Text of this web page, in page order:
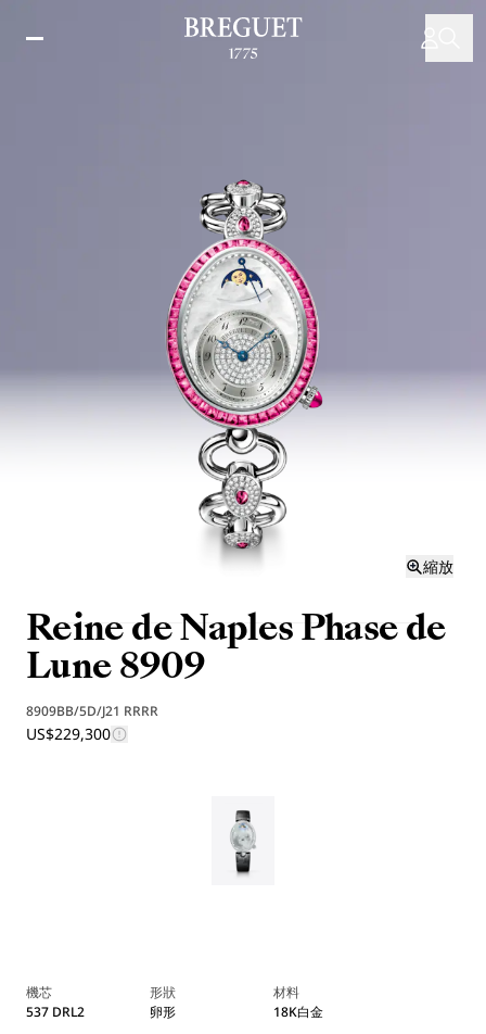
縮放
Reine de Naples Phase de
Lune 8909
8909BB/5D/J21 RRRR
US$229,300
機芯
537 DRL2
形狀
卵形
材料
18K白金